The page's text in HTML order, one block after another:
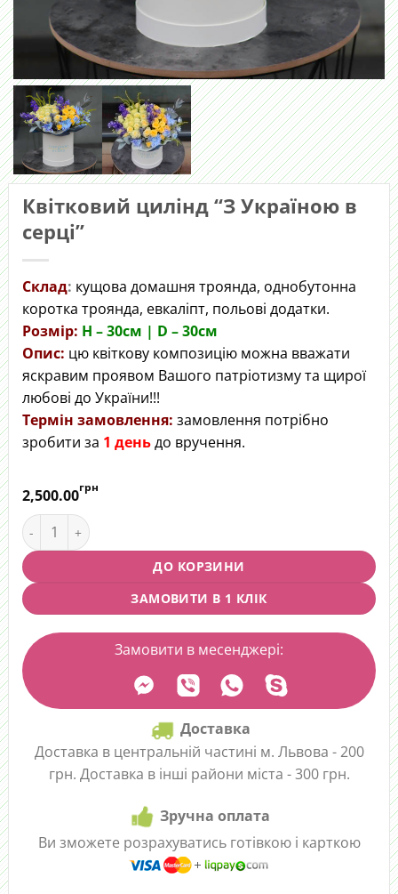
Квітковий цилінд “З Україною в
серці”
Склад: кущова домашня троянда, однобутонна
коротка троянда, евкаліпт, польові додатки.
Розмір: H – 30cм | D – 30см
Опис: цю квіткову композицію можна вважати
яскравим проявом Вашого патріотизму та щирої
любові до України!!!
Термін замовлення: замовлення потрібно
зробити за 1 деньдо вручення.
2,500.00грн
Квітковий цилінд "З Україною в серці" quantity
ДО КОРЗИНИ
ЗАМОВИТИ В 1 КЛІК
Замовити в месенджері:
Доставка
Доставка в центральній частині м. Львова - 200
грн. Доставка в інші райони міста - 300 грн.
Зручна оплата
Ви зможете розрахуватись готівкою і карткою